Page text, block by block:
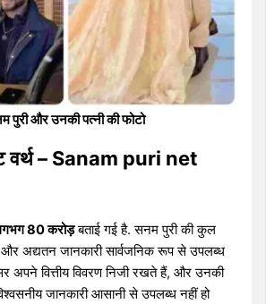
पुरी और उनकी पत्नी की फोटो
वर्थ – Sanam puri net
80 करोड़बताई गई है. सनम पुरी की कुल
और अद्यतन जानकारी सार्वजनिक रूप से उपलब्ध
अपने वित्तीय विवरण निजी रखते हैं, और उनकी
जानकारी आसानी से उपलब्ध नहीं हो